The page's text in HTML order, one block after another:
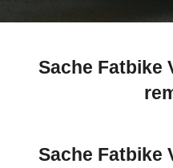
Sache Fatbike
Sache Fatbike